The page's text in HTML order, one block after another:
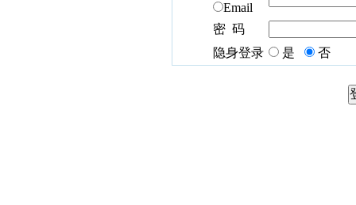
Email
密 码
隐身登录
是 否